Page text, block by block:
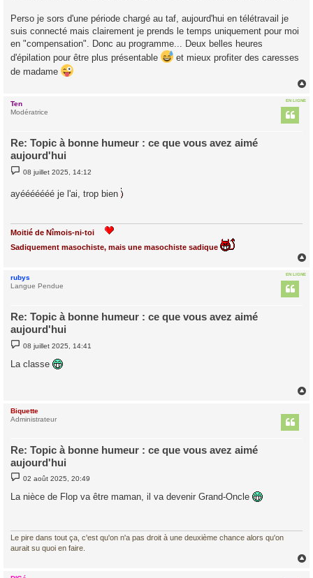
e
Perso je sors d'une période chargé au taf, aujourd'hui en télétravail je
suis connecté mais clairement je prends le temps uniquement pour moi
en "compensation". Donc au programme... Deux belles heures
d'épilation pour être plus présentable
et mieux profiter des caresses
de madame
EN LIGNE
Ten
Modératrice
Re: Topic à bonne humeur : ce que vous avez aimé
aujourd'hui
M
e
s
08 juillet 2025, 14:12
ayééééééé je l'ai, trop bien
Moitié de Nîmois-ni-toi
Sadiquement masochiste, mais une masochiste sadique
EN LIGNE
rubys
Langue Pendue
Re: Topic à bonne humeur : ce que vous avez aimé
aujourd'hui
M
e
s
08 juillet 2025, 14:41
La classe
Biquette
Administrateur
Re: Topic à bonne humeur : ce que vous avez aimé
aujourd'hui
M
e
s
02 août 2025, 20:49
La nièce de Flop va être maman, il va devenir Grand-Oncle
Le pire dans tout ça, c'est qu'on n'a pas droit à une deuxième chance alors qu'on
aurait su quoi en faire.